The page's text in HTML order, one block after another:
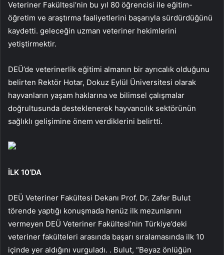
Veteriner Fakültesi’nin bu yıl 80 öğrencisi ile eğitim-
öğretim ve araştırma faaliyetlerini başarıyla sürdürdüğünü
kaydetti. geleceğin uzman veteriner hekimlerini
yetiştirmektir.
DEÜ’de veterinerlik eğitimi almanın bir ayrıcalık olduğunu
belirten Rektör Hotar, Dokuz Eylül Üniversitesi olarak
hayvanların yaşam haklarına ve bilimsel çalışmalar
doğrultusunda desteklenerek hayvancılık sektörünün
sağlıklı gelişimine önem verdiklerini belirtti.
İLK 10’DA
DEÜ Veteriner Fakültesi Dekanı Prof. Dr. Zafer Bulut
törende yaptığı konuşmada henüz ilk mezunlarını
vermeyen DEÜ Veteriner Fakültesi’nin Türkiye’deki
veteriner fakülteleri arasında başarı sıralamasında ilk 10
içinde yer aldığını vurguladı. . Bulut, “Beyaz önlüğün